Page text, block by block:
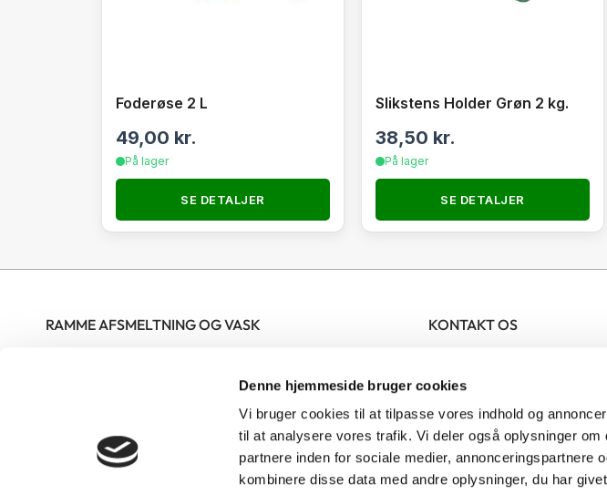
Denne hjemmeside bruger cookies
Vi bruger cookies til at tilpasse vores indhold og
til at analysere vores trafik. Vi deler også oplysninger
partnere inden for sociale medier, annonceringspartnere
kombinere disse data med andre oplysninger, du har
Foderøse 2 L
49,00 kr.
På lager
SE DETALJER
Slikstens Holder Grøn 2 kg.
38,50 kr.
På lager
SE DETALJER
RAMME AFSMELTNING OG VASK
afsmeltning hele året i butikkens åbningstid. Rammerne skal
være bundtet og mærket med tydeligt navn og telefonnummer
på hver sæk. Gerne op til 25 rammer pr bundt men ikke over 15
kg pr bundt. Skrællevoks skal afleveres i poser eller sække med
navn og telefonnummer på. Rammer kun til vask skal kryds
KONTAKT OS
Ølsvej 46
9500 Hobro
Denmark
CVR: 41481277